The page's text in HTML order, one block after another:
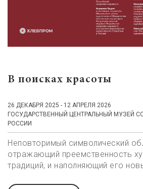
В поисках красоты
26 ДЕКАБРЯ 2025 - 12 АПРЕЛЯ 2026
ГОСУДАРСТВЕННЫЙ ЦЕНТРАЛЬНЫЙ МУЗЕЙ
РОССИИ
Неповторимый символический
отражающий преемственность
традиций, и наполняющий его